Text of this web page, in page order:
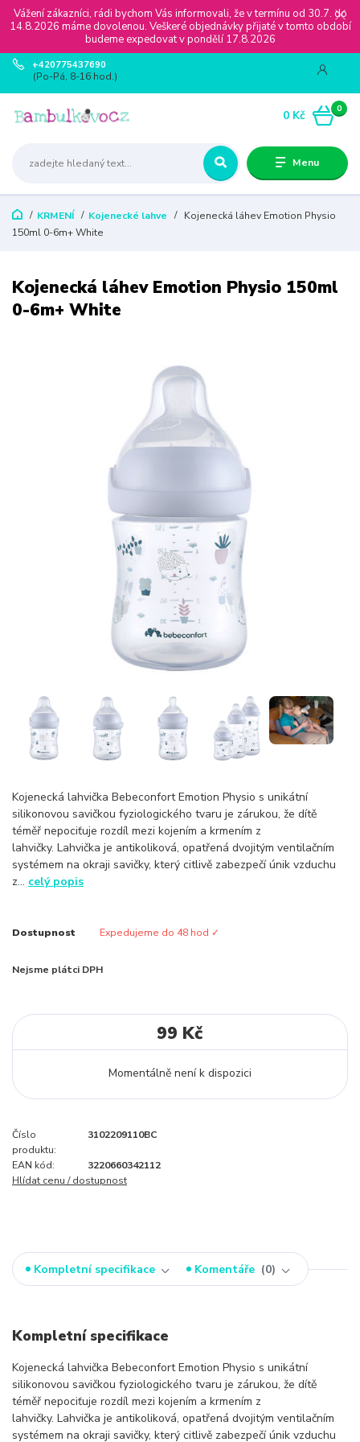
Vážení zákazníci, rádi bychom Vás informovali, že v termínu od 30.7. do
14.8.2026 máme dovolenou. Veškeré objednávky přijaté v tomto období
budeme expedovat v pondělí 17.8.2026
Menu
+420775437690
(Po-Pá, 8-16 hod.)
0
0 Kč
KRMENÍ Kojenecké lahve
Kojenecká láhev Emotion Physio
150ml 0-6m+ White
Kojenecká láhev Emotion Physio 150ml
0-6m+ White
Kojenecká lahvička Bebeconfort Emotion Physio s unikátní
silikonovou savičkou fyziologického tvaru je zárukou, že dítě
téměř nepociťuje rozdíl mezi kojením a krmením z
lahvičky. Lahvička je antikoliková, opatřená dvojitým ventilačním
systémem na okraji savičky, který citlivě zabezpečí únik vzduchu
z... celý popis
Dostupnost Expedujeme do 48 hod ✓
Nejsme plátci DPH
99 Kč
Momentálně není k dispozici
Číslo
produktu:
3102209110BC
EAN kód:
3220660342112
Hlídat cenu / dostupnost
Kompletní specifikace Komentáře 0
Kompletní specifikace
Kojenecká lahvička Bebeconfort Emotion Physio s unikátní
silikonovou savičkou fyziologického tvaru je zárukou, že dítě
téměř nepociťuje rozdíl mezi kojením a krmením z
lahvičky. Lahvička je antikoliková, opatřená dvojitým ventilačním
systémem na okraji savičky, který citlivě zabezpečí únik vzduchu